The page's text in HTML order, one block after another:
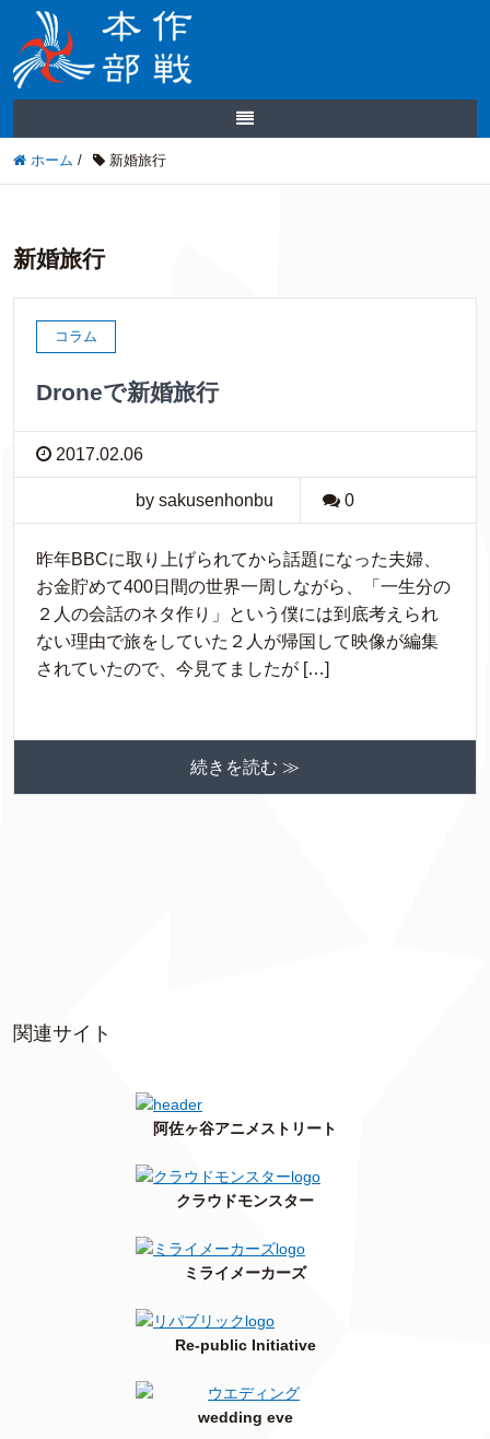
ホーム / 新婚旅行
新婚旅行
コラム
Droneで新婚旅行
2017.02.06
by sakusenhonbu 0
昨年BBCに取り上げられてから話題になった夫婦、
お金貯めて400日間の世界一周しながら、「一生分の
２人の会話のネタ作り」という僕には到底考えられ
ない理由で旅をしていた２人が帰国して映像が編集
されていたので、今見てましたが […]
続きを読む ≫
関連サイト
阿佐ヶ谷アニメストリート
クラウドモンスター
ミライメーカーズ
Re-public Initiative
wedding eve